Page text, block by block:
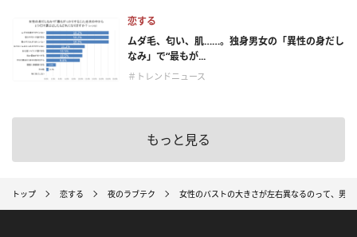
恋する
ムダ毛、匂い、肌……。独身男女の「異性の身だし
なみ」で“最もが...
＃トレンドニュース
もっと見る
トップ 恋する 夜のラブテク 女性のバストの大きさが左右異なるのって、男